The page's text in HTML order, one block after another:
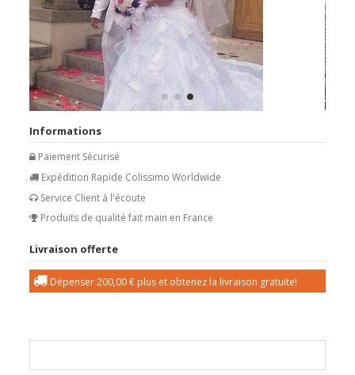
Informations
Paiement Sécurisé
Expédition Rapide Colissimo Worldwide
Service Client à l'écoute
Produits de qualité fait main en France
Livraison offerte
Dépenser200,00 € plus et obtenez la livraison gratuite!